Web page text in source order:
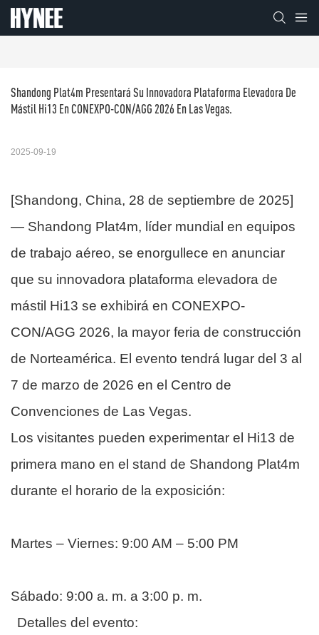
Shandong Plat4m Presentará Su Innovadora Plataforma Elevadora De
Mástil Hi13 En CONEXPO-CON/AGG 2026 En Las Vegas.
2025-09-19
[Shandong, China, 28 de septiembre de 2025]
— Shandong Plat4m, líder mundial en equipos
de trabajo aéreo, se enorgullece en anunciar
que su innovadora plataforma elevadora de
mástil Hi13 se exhibirá en CONEXPO-
CON/AGG 2026, la mayor feria de construcción
de Norteamérica. El evento tendrá lugar del 3 al
7 de marzo de 2026 en el Centro de
Convenciones de Las Vegas.
Los visitantes pueden experimentar el Hi13 de
primera mano en el stand de Shandong Plat4m
durante el horario de la exposición:
Martes – Viernes: 9:00 AM – 5:00 PM
Sábado: 9:00 a. m. a 3:00 p. m.
Detalles del evento: